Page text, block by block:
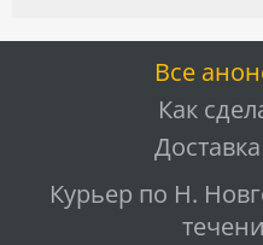
Все
Как
Курьер по Н.